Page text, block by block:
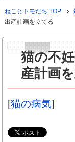
ねことトモだち TOP
出産計画を立てる
猫の不
産計画
[猫の病気]